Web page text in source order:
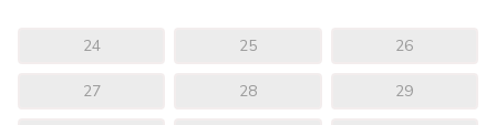
24 25 26
27 28 29